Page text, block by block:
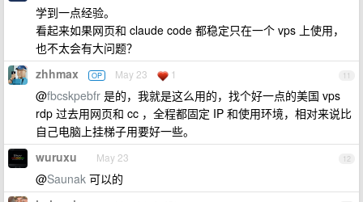
学到一点经验。
看起来如果网页和 claude code 都稳定只在一个 vps 上使用，
也不太会有大问题？
11
zhhmax OP May 23 1
@fbcskpebfr 是的，我就是这么用的，找个好一点的美国 vps
rdp 过去用网页和 cc ，全程都固定 IP 和使用环境，相对来说比
自己电脑上挂梯子用要好一些。
12
wuruxu May 23
@Saunak 可以的